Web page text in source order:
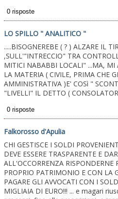
LO SPILLO " ANALITICO "
.....BISOGNEREBE ( ? ) ALZARE IL
,SULL'"INTRECCIO" TRA
MITICI NABABBI LOCALI" ...MA, MI
LA MATERIA ( CIVILE, PRIMA CHE
AMMINISTRATIVA )E' COSì "
"LIVELLI" IL DETTO (
Falkorosso d'Apulia
CHI GESTISCE I SOLDI
DEVE ESSERE TRASPARENTE E
ALL'OCCORRENZA RISPONDERNE
PROPRIO PATRIMONIO E CON LA
PAGARE GLI AVVOCATI CON I
MIGLIAIA DI EURO!!! ... e magari